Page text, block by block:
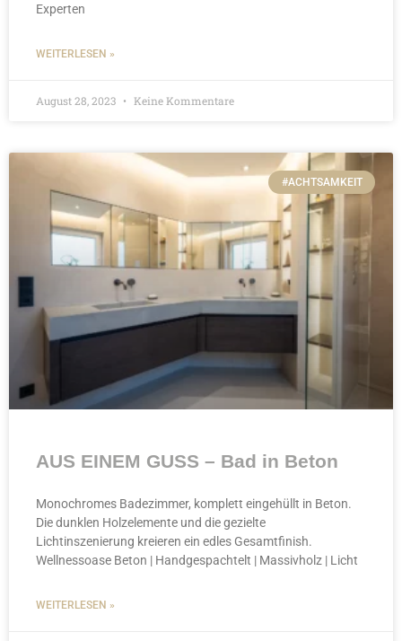
Experten
WEITERLESEN »
August 28, 2023 Keine Kommentare
#ACHTSAMKEIT
AUS EINEM GUSS – Bad in Beton
Monochromes Badezimmer, komplett eingehüllt in Beton.
Die dunklen Holzelemente und die gezielte
Lichtinszenierung kreieren ein edles Gesamtfinish.
Wellnessoase Beton | Handgespachtelt | Massivholz | Licht
WEITERLESEN »